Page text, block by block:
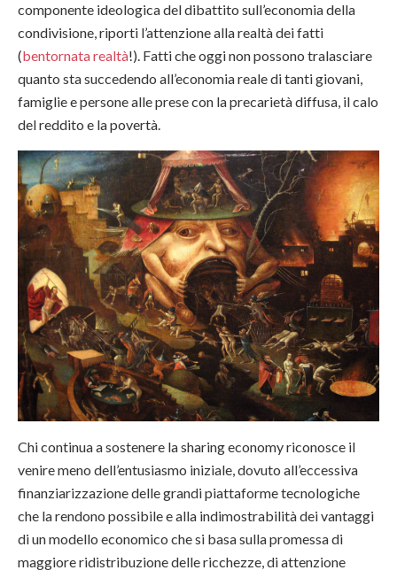
componente ideologica del dibattito sull’economia della
condivisione, riporti l’attenzione alla realtà dei fatti
(bentornata realtà!). Fatti che oggi non possono tralasciare
quanto sta succedendo all’economia reale di tanti giovani,
famiglie e persone alle prese con la precarietà diffusa, il calo
del reddito e la povertà.
Chi continua a sostenere la sharing economy riconosce il
venire meno dell’entusiasmo iniziale, dovuto all’eccessiva
finanziarizzazione delle grandi piattaforme tecnologiche
che la rendono possibile e alla indimostrabilità dei vantaggi
di un modello economico che si basa sulla promessa di
maggiore ridistribuzione delle ricchezze, di attenzione